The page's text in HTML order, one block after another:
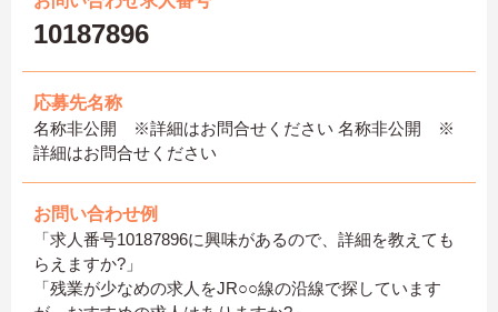
10187896
応募先名称
名称非公開 ※詳細はお問合せください 名称非公開 ※
詳細はお問合せください
お問い合わせ例
「求人番号10187896に興味があるので、詳細を教えても
らえますか?」
「残業が少なめの求人をJR○○線の沿線で探しています